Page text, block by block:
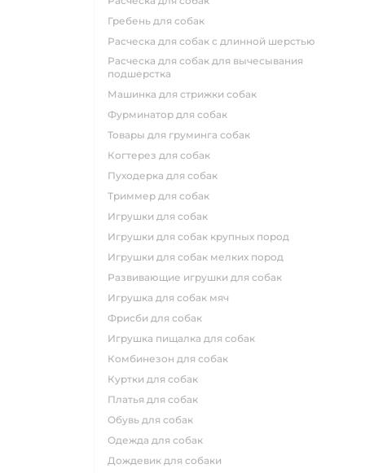
гребень для собак
расческа для собак с длинной шерстью
расческа для собак для вычесывания
подшерстка
машинка для стрижки собак
фурминатор для собак
товары для груминга собак
когтерез для собак
пуходерка для собак
триммер для собак
игрушки для собак
игрушки для собак крупных пород
игрушки для собак мелких пород
развивающие игрушки для собак
игрушка для собак мяч
фрисби для собак
игрушка пищалка для собак
комбинезон для собак
куртки для собак
платья для собак
обувь для собак
одежда для собак
дождевик для собаки